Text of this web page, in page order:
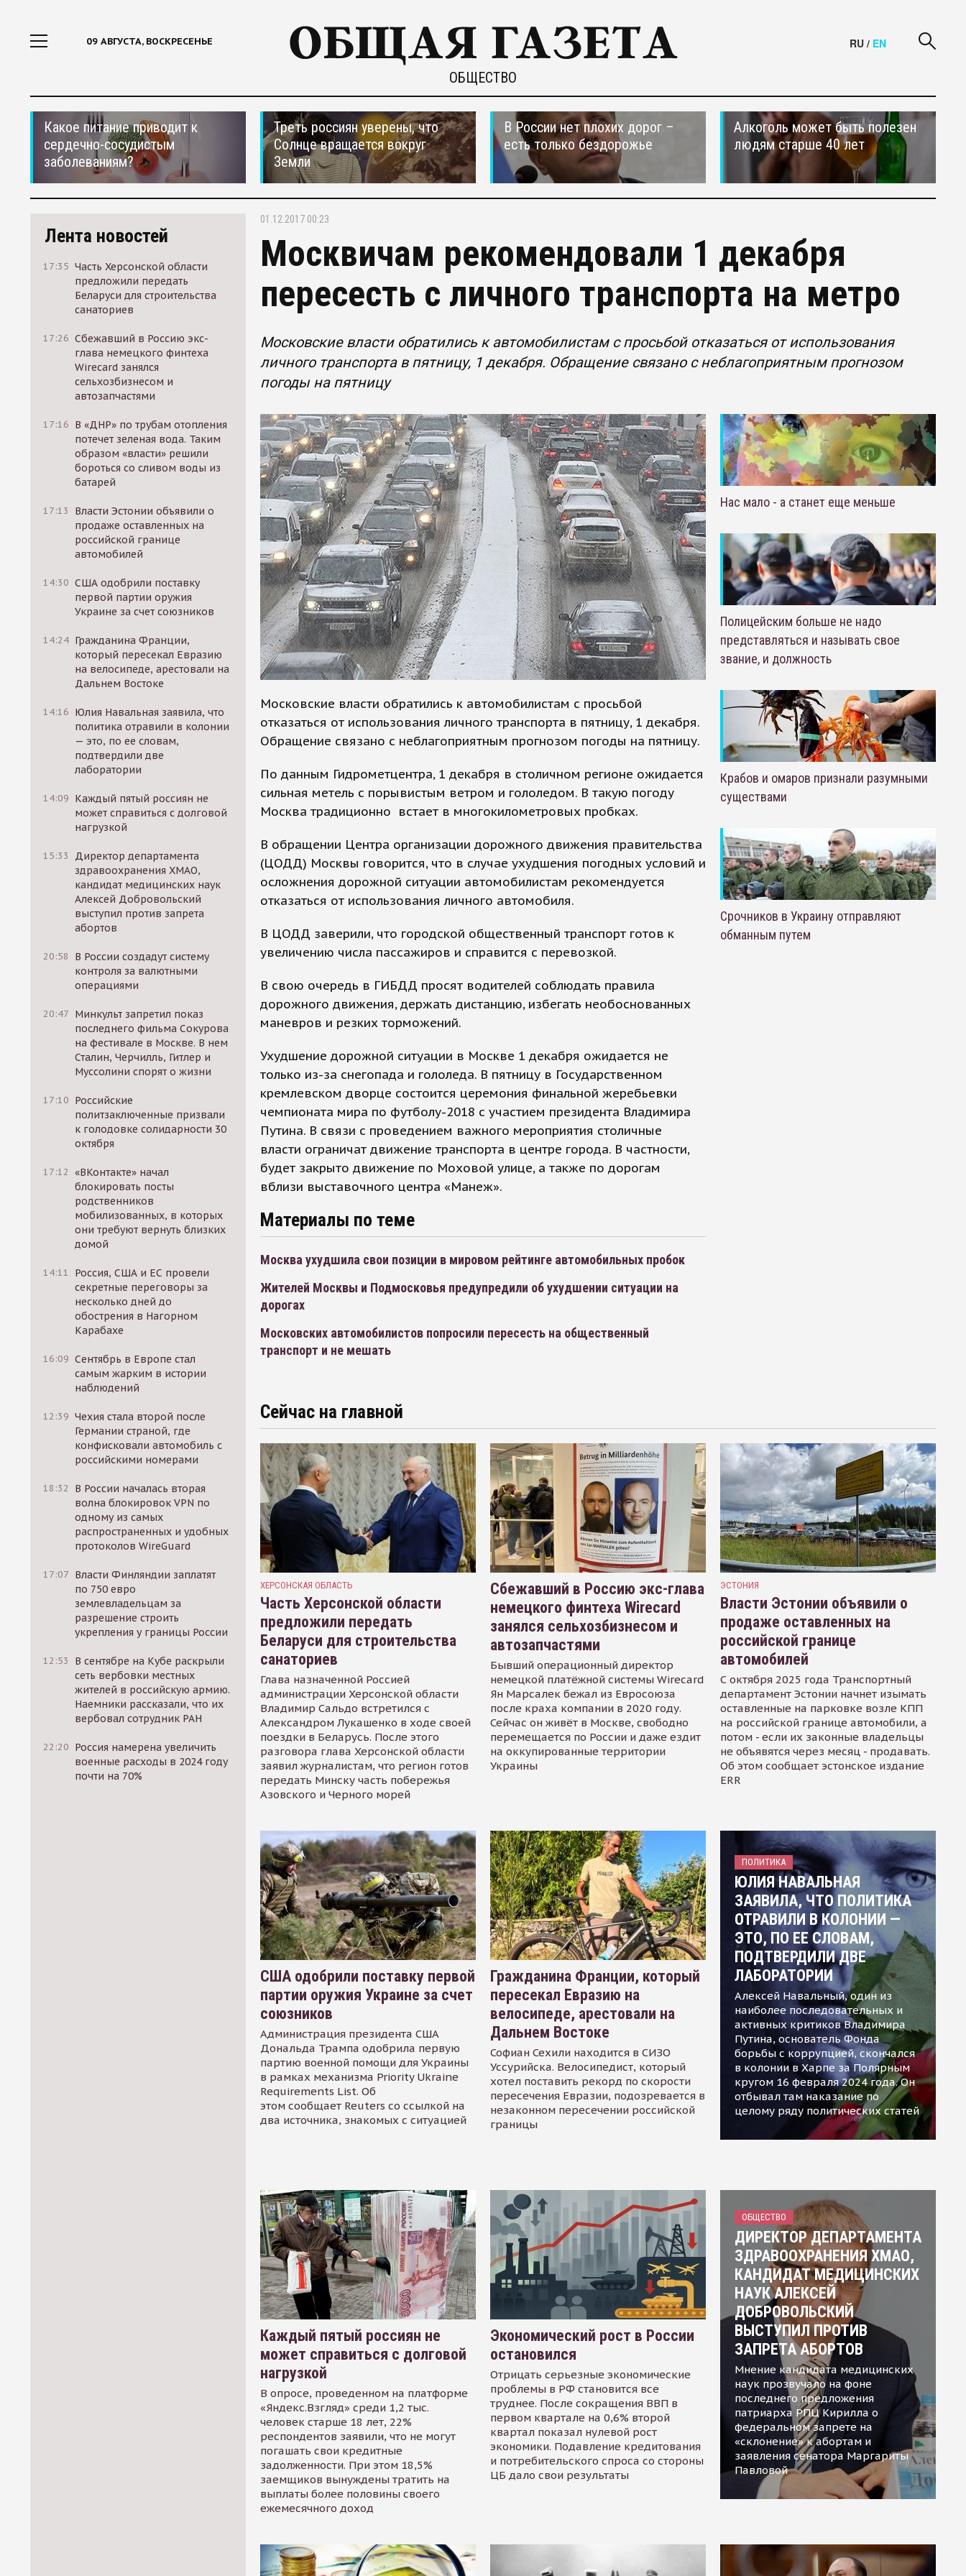
09 АВГУСТА, ВОСКРЕСЕНЬЕ
ОБЩЕСТВО
RU / EN
Какое питание приводит к
сердечно-сосудистым
заболеваниям?
Треть россиян уверены, что
Солнце вращается вокруг
Земли
В России нет плохих дорог –
есть только бездорожье
Алкоголь может быть полезен
людям старше 40 лет
Лента новостей
17:35 Часть Херсонской области
предложили передать
Беларуси для строительства
санаториев
17:26 Сбежавший в Россию экс-
глава немецкого финтеха
Wirecard занялся
сельхозбизнесом и
автозапчастями
17:16 В «ДНР» по трубам отопления
потечет зеленая вода. Таким
образом «власти» решили
бороться со сливом воды из
батарей
17:13
Власти Эстонии объявили о
продаже оставленных на
российской границе
автомобилей
14:30 США одобрили поставку
первой партии оружия
Украине за счет союзников
14:24 Гражданина Франции,
который пересекал Евразию
на велосипеде, арестовали на
Дальнем Востоке
14:16 Юлия Навальная заявила, что
политика отравили в колонии
— это, по ее словам,
подтвердили две
лаборатории
14:09 Каждый пятый россиян не
может справиться с долговой
нагрузкой
15:33
Директор департамента
здравоохранения ХМАО,
кандидат медицинских наук
Алексей Добровольский
выступил против запрета
абортов
20:58
В России создадут систему
контроля за валютными
операциями
20:47 Минкульт запретил показ
последнего фильма Сокурова
на фестивале в Москве. В нем
Сталин, Черчилль, Гитлер и
Муссолини спорят о жизни
17:10 Российские
политзаключенные призвали
к голодовке солидарности 30
октября
17:12 «ВКонтакте» начал
блокировать посты
родственников
мобилизованных, в которых
они требуют вернуть близких
домой
14:11
Россия, США и ЕС провели
секретные переговоры за
несколько дней до
обострения в Нагорном
Карабахе
16:09 Сентябрь в Европе стал
самым жарким в истории
наблюдений
12:39 Чехия стала второй после
Германии страной, где
конфисковали автомобиль с
российскими номерами
18:32
В России началась вторая
волна блокировок VPN по
одному из самых
распространенных и удобных
протоколов WireGuard
17:07 Власти Финляндии заплатят
по 750 евро
землевладельцам за
разрешение строить
укрепления у границы России
12:53
В сентябре на Кубе раскрыли
сеть вербовки местных
жителей в российскую армию.
Наемники рассказали, что их
вербовал сотрудник РАН
22:20 Россия намерена увеличить
военные расходы в 2024 году
почти на 70%
01.12.2017 00:23
Москвичам рекомендовали 1 декабря
пересесть с личного транспорта на метро
Московские власти обратились к автомобилистам с просьбой отказаться от использования
личного транспорта в пятницу, 1 декабря. Обращение связано с неблагоприятным прогнозом
погоды на пятницу
Московские власти обратились к автомобилистам с просьбой
отказаться от использования личного транспорта в пятницу, 1 декабря.
Обращение связано с неблагоприятным прогнозом погоды на пятницу.
По данным Гидрометцентра, 1 декабря в столичном регионе ожидается
сильная метель с порывистым ветром и гололедом. В такую погоду
Москва традиционно встает в многокилометровых пробках.
В обращении Центра организации дорожного движения правительства
(ЦОДД) Москвы говорится, что в случае ухудшения погодных условий и
осложнения дорожной ситуации автомобилистам рекомендуется
отказаться от использования личного автомобиля.
В ЦОДД заверили, что городской общественный транспорт готов к
увеличению числа пассажиров и справится с перевозкой.
В свою очередь в ГИБДД просят водителей соблюдать правила
дорожного движения, держать дистанцию, избегать необоснованных
маневров и резких торможений.
Ухудшение дорожной ситуации в Москве 1 декабря ожидается не
только из-за снегопада и гололеда. В пятницу в Государственном
кремлевском дворце состоится церемония финальной жеребьевки
чемпионата мира по футболу-2018 с участием президента Владимира
Путина. В связи с проведением важного мероприятия столичные
власти ограничат движение транспорта в центре города. В частности,
будет закрыто движение по Моховой улице, а также по дорогам
вблизи выставочного центра «Манеж».
Материалы по теме
Москва ухудшила свои позиции в мировом рейтинге автомобильных пробок
Жителей Москвы и Подмосковья предупредили об ухудшении ситуации на
дорогах
Московских автомобилистов попросили пересесть на общественный
транспорт и не мешать
Нас мало - а станет еще меньше
Полицейским больше не надо
представляться и называть свое
звание, и должность
Крабов и омаров признали разумными
существами
Срочников в Украину отправляют
обманным путем
Сейчас на главной
ХЕРСОНСКАЯ ОБЛАСТЬ
Часть Херсонской области
предложили передать
Беларуси для строительства
санаториев
Глава назначенной Россией
администрации Херсонской области
Владимир Сальдо встретился с
Александром Лукашенко в ходе своей
поездки в Беларусь. После этого
разговора глава Херсонской области
заявил журналистам, что регион готов
передать Минску часть побережья
Азовского и Черного морей
Сбежавший в Россию экс-глава
немецкого финтеха Wirecard
занялся сельхозбизнесом и
автозапчастями
Бывший операционный директор
немецкой платёжной системы Wirecard
Ян Марсалек бежал из Евросоюза
после краха компании в 2020 году.
Сейчас он живёт в Москве, свободно
перемещается по России и даже ездит
на оккупированные территории
Украины
ЭСТОНИЯ
Власти Эстонии объявили о
продаже оставленных на
российской границе
автомобилей
С октября 2025 года Транспортный
департамент Эстонии начнет изымать
оставленные на парковке возле КПП
на российской границе автомобили, а
потом - если их законные владельцы
не объявятся через месяц - продавать.
Об этом сообщает эстонское издание
ERR
США одобрили поставку первой
партии оружия Украине за счет
союзников
Администрация президента США
Дональда Трампа одобрила первую
партию военной помощи для Украины
в рамках механизма Priority Ukraine
Requirements List. Об
этом сообщает Reuters со ссылкой на
два источника, знакомых с ситуацией
Гражданина Франции, который
пересекал Евразию на
велосипеде, арестовали на
Дальнем Востоке
Софиан Сехили находится в СИЗО
Уссурийска. Велосипедист, который
хотел поставить рекорд по скорости
пересечения Евразии, подозревается в
незаконном пересечении российской
границы
ПОЛИТИКА
ЮЛИЯ НАВАЛЬНАЯ
ЗАЯВИЛА, ЧТО ПОЛИТИКА
ОТРАВИЛИ В КОЛОНИИ —
ЭТО, ПО ЕЕ СЛОВАМ,
ПОДТВЕРДИЛИ ДВЕ
ЛАБОРАТОРИИ
Алексей Навальный, один из
наиболее последовательных и
активных критиков Владимира
Путина, основатель Фонда
борьбы с коррупцией, скончался
в колонии в Харпе за Полярным
кругом 16 февраля 2024 года. Он
отбывал там наказание по
целому ряду политических статей
Каждый пятый россиян не
может справиться с долговой
нагрузкой
В опросе, проведенном на платформе
«Яндекс.Взгляд» среди 1,2 тыс.
человек старше 18 лет, 22%
респондентов заявили, что не могут
погашать свои кредитные
задолженности. При этом 18,5%
заемщиков вынуждены тратить на
выплаты более половины своего
ежемесячного доход
Экономический рост в России
остановился
Отрицать серьезные экономические
проблемы в РФ становится все
труднее. После сокращения ВВП в
первом квартале на 0,6% второй
квартал показал нулевой рост
экономики. Подавление кредитования
и потребительского спроса со стороны
ЦБ дало свои результаты
ОБЩЕСТВО
ДИРЕКТОР ДЕПАРТАМЕНТА
ЗДРАВООХРАНЕНИЯ ХМАО,
КАНДИДАТ МЕДИЦИНСКИХ
НАУК АЛЕКСЕЙ
ДОБРОВОЛЬСКИЙ
ВЫСТУПИЛ ПРОТИВ
ЗАПРЕТА АБОРТОВ
Мнение кандидата медицинских
наук прозвучало на фоне
последнего предложения
патриарха РПЦ Кирилла о
федеральном запрете на
«склонение» к абортам и
заявления сенатора Маргариты
Павловой